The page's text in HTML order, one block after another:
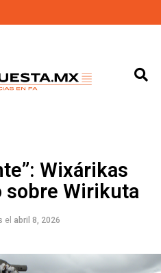
Wixárikas
sobre Wirikuta
el abril 8, 2026